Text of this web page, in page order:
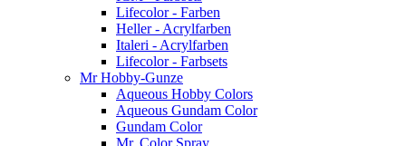
Lifecolor - Farben
Heller - Acrylfarben
Italeri - Acrylfarben
Lifecolor - Farbsets
Mr Hobby-Gunze
Aqueous Hobby Colors
Aqueous Gundam Color
Gundam Color
Mr. Color Spray